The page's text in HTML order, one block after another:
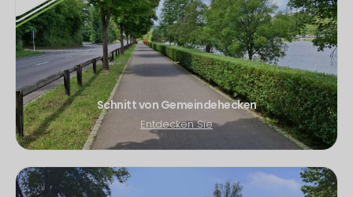
Schnitt von Gemeindehecken
Entdecken Sie